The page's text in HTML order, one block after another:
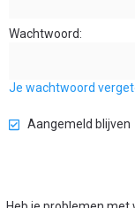
Wachtwoord
Je wachtwoord
Aangemeld blijven